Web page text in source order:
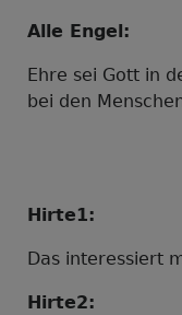
Alle Engel:
Ehre sei Gott in
bei den
Hirte1:
Das interessiert
Hirte2: